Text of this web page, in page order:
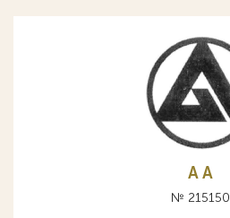
A А
№ 215150